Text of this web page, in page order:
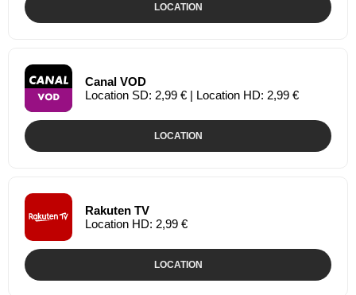
LOCATION
Canal VOD
Location SD: 2,99 € | Location HD: 2,99 €
LOCATION
Rakuten TV
Location HD: 2,99 €
LOCATION